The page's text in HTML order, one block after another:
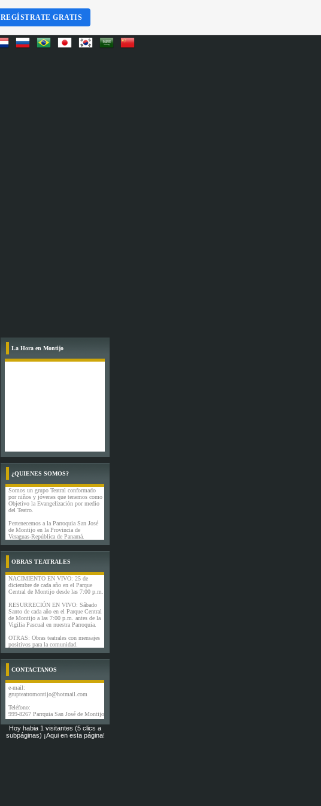
La Hora en Montijo
¿QUIENES SOMOS?
Somos un grupo Teatral conformado
por niños y jóvenes que tenemos como
Objetivo la Evangelización por medio
del Teatro.
Pertenecemos a la Parroquia San José
de Montijo en la Provincia de
Veraguas-República de Panamá.
OBRAS TEATRALES
NACIMIENTO EN VIVO: 25 de
diciembre de cada año en el Parque
Central de Montijo desde las 7:00 p.m.
RESURRECIÓN EN VIVO: Sábado
Santo de cada año en el Parque Central
de Montijo a las 7:00 p.m. antes de la
Vigilia Pascual en nuestra Parroquia.
OTRAS: Obras teatrales con mensajes
positivos para la comunidad.
CONTACTANOS
e-mail:
grupteatromontijo@hotmail.com
Teléfono:
999-8267 Parrquia San José de Montijo
Hoy habia 1 visitantes (5 clics a
subpáginas) ¡Aqui en esta página!
REGÍSTRATE GRATIS